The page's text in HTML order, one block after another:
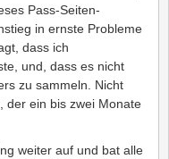
Pass-Seiten-
in ernste Probleme
dass ich
und, dass es nicht
zu sammeln. Nicht
der ein bis zwei Monate
weiter auf und bat alle